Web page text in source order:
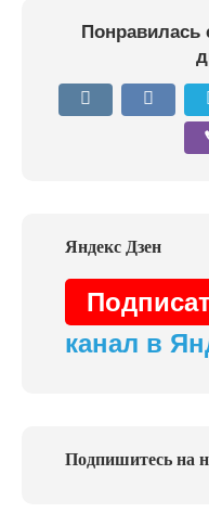
Понравилась
канал в
Подпишитесь на